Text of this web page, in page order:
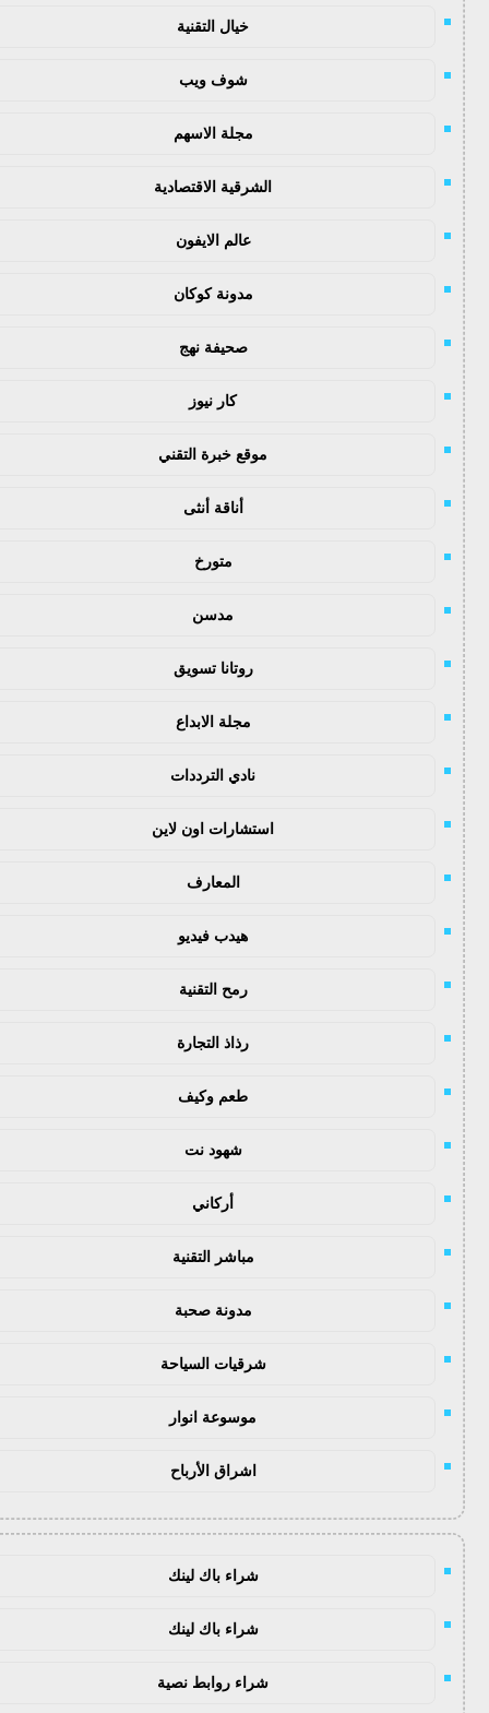
خيال التقنية
شوف ويب
مجلة الاسهم
الشرقية الاقتصادية
عالم الايفون
مدونة كوكان
صحيفة نهج
كار نيوز
موقع خبرة التقني
أناقة أنثى
متورخ
مدسن
روتانا تسويق
مجلة الابداع
نادي الترددات
استشارات اون لاين
المعارف
هيدب فيديو
رمح التقنية
رذاذ التجارة
طعم وكيف
شهود نت
أركاني
مباشر التقنية
مدونة صحبة
شرقيات السياحة
موسوعة انوار
اشراق الأرباح
شراء باك لينك
شراء باك لينك
شراء روابط نصية